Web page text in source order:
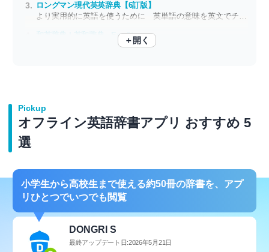
ロングマン現代英英辞典【6訂版】
より実用的に英語を使うために 英単語の意味を英文でチェック
和英辞典 | 英和辞典 - Erudite
辞書データを端末に保存してネット不要で検索
＋開く
Pickup
オフライン英語辞書アプリ おすすめ 5
選
小学生から高校生まで使える約50冊の辞書を、アプ
リひとつでいつでも閲覧
DONGRI S
最終アップデート日:2026年5月21日